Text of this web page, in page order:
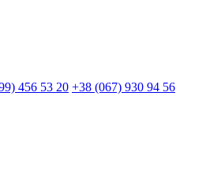
456 53 20 +38 (067) 930 94 56